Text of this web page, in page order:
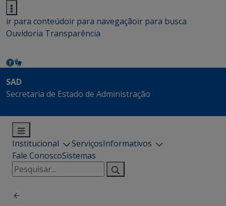
ir para conteúdoir para navegaçãoir para busca
Ouvidoria Transparência
SAD
Secretaria de Estado de Administração
Institucional ServiçosInformativos
Fale ConoscoSistemas
Pesquisar
por: